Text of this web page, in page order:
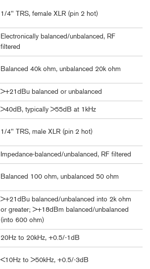
1/4" TRS, female XLR (pin 2 hot)
Electronically balanced/unbalanced, RF
filtered
Balanced 40k ohm, unbalanced 20k ohm
>+21dBu balanced or unbalanced
>40dB, typically >55dB at 1kHz
1/4" TRS, male XLR (pin 2 hot)
Impedance-balanced/unbalanced, RF filtered
Balanced 100 ohm, unbalanced 50 ohm
>+21dBu balanced/unbalanced into 2k ohm
or greater; >+18dBm balanced/unbalanced
(into 600 ohm)
20Hz to 20kHz, +0.5/-1dB
<10Hz to >50kHz, +0.5/-3dB